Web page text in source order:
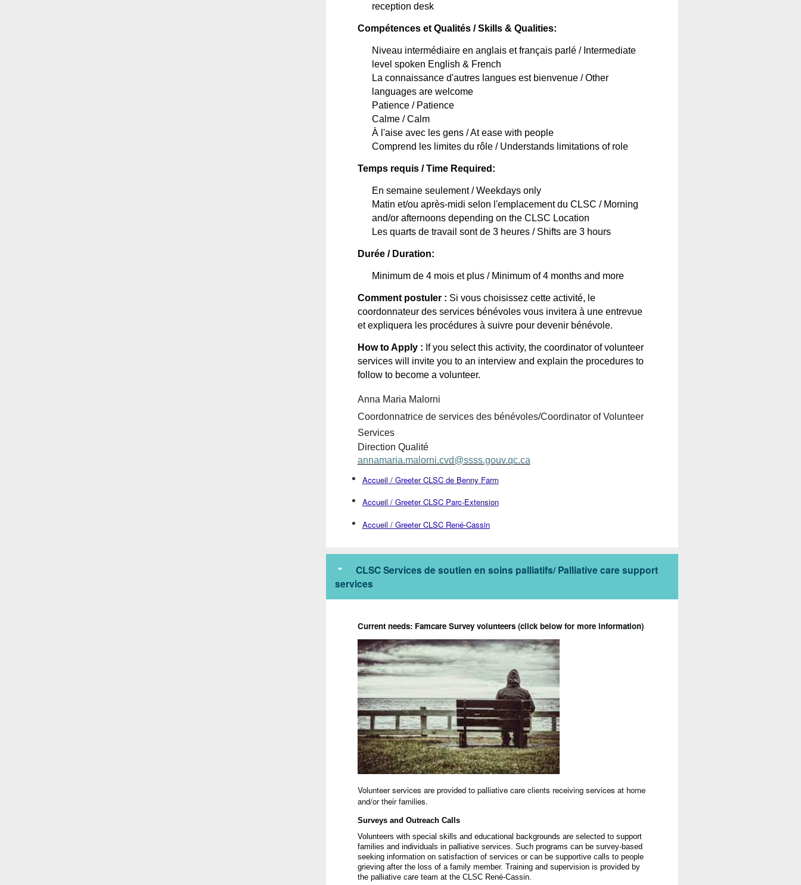
reception desk
Compétences et Qualités / Skills & Qualities:
Niveau intermédiaire en anglais et français parlé / Intermediate
level spoken English & French
La connaissance d'autres langues est bienvenue / Other
languages are welcome
Patience / Patience
Calme / Calm
À l'aise avec les gens / At ease with people
Comprend les limites du rôle / Understands limitations of role
Temps requis / Time Required:
En semaine seulement / Weekdays only
Matin et/ou après-midi selon l'emplacement du CLSC / Morning
and/or afternoons depending on the CLSC Location
Les quarts de travail sont de 3 heures / Shifts are 3 hours
Durée / Duration:
Minimum de 4 mois et plus / Minimum of 4 months and more
Comment postuler : Si vous choisissez cette activité, le
coordonnateur des services bénévoles vous invitera à une entrevue
et expliquera les procédures à suivre pour devenir bénévole.
How to Apply : If you select this activity, the coordinator of volunteer
services will invite you to an interview and explain the procedures to
follow to become a volunteer.
Anna Maria Malorni
Coordonnatrice de services des bénévoles/Coordinator of Volunteer
Services
Direction Qualité
annamaria.malorni.cvd@ssss.gouv.qc.ca
Accueil / Greeter CLSC de Benny Farm
Accueil / Greeter CLSC Parc-Extension
Accueil / Greeter CLSC René-Cassin
CLSC Services de soutien en soins palliatifs/ Palliative care support
services
Current needs: Famcare Survey volunteers (click below for more information)
Volunteer services are provided to palliative care clients receiving services at home
and/or their families.
Surveys and Outreach Calls
Volunteers with special skills and educational backgrounds are selected to support
families and individuals in palliative services. Such programs can be survey-based
seeking information on satisfaction of services or can be supportive calls to people
grieving after the loss of a family member. Training and supervision is provided by
the palliative care team at the CLSC René-Cassin.